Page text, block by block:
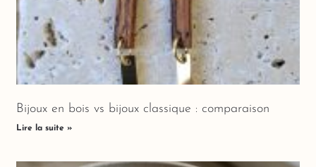
Bijoux en bois vs bijoux classique : comparaison
Lire la suite »